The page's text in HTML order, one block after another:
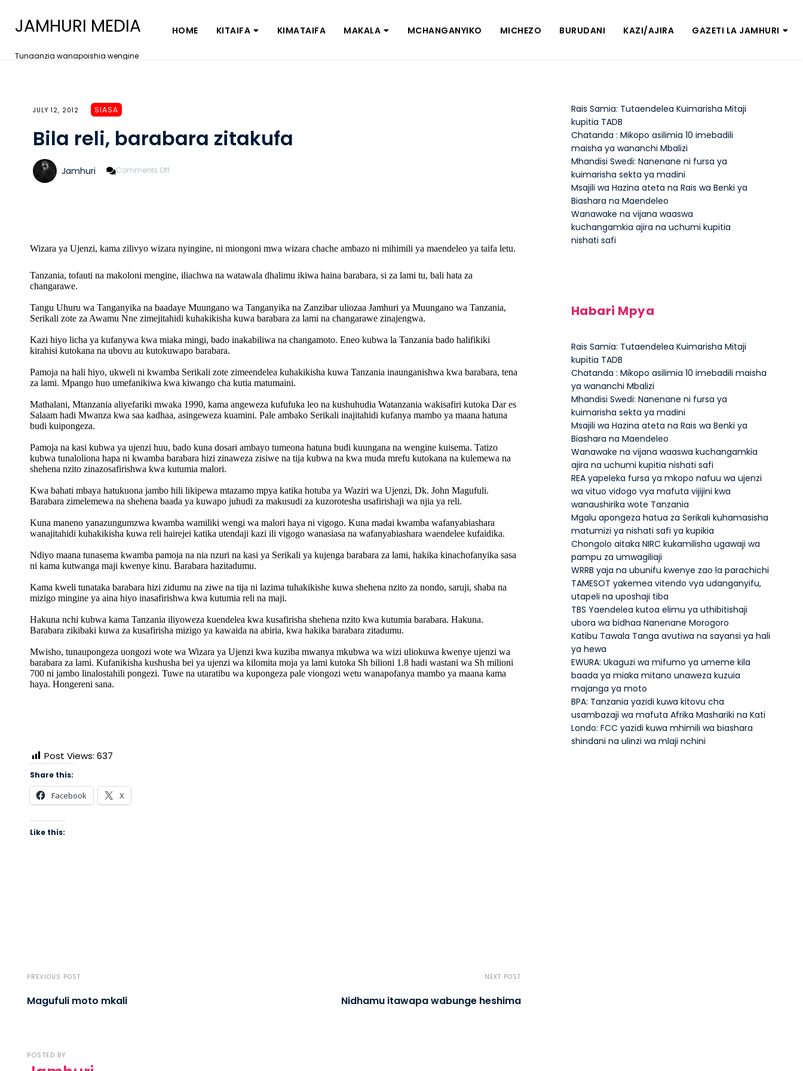
JAMHURI MEDIA
Tunaanzia wanapoishia wengine
HOME KITAIFA KIMATAIFA MAKALA MCHANGANYIKO MICHEZO BURUDANI KAZI/AJIRA GAZETI LA JAMHURI
JULY 12, 2012 SIASA
Bila reli, barabara zitakufa
Jamhuri Comments Off
Wizara ya Ujenzi, kama zilivyo wizara nyingine, ni miongoni mwa wizara chache ambazo ni mihimili ya maendeleo ya taifa letu.
Tanzania, tofauti na makoloni mengine, iliachwa na watawala dhalimu ikiwa haina barabara, si za lami tu, bali hata za
changarawe.
Tangu Uhuru wa Tanganyika na baadaye Muungano wa Tanganyika na Zanzibar uliozaa Jamhuri ya Muungano wa Tanzania,
Serikali zote za Awamu Nne zimejitahidi kuhakikisha kuwa barabara za lami na changarawe zinajengwa.
Kazi hiyo licha ya kufanywa kwa miaka mingi, bado inakabiliwa na changamoto. Eneo kubwa la Tanzania bado halifikiki
kirahisi kutokana na ubovu au kutokuwapo barabara.
Pamoja na hali hiyo, ukweli ni kwamba Serikali zote zimeendelea kuhakikisha kuwa Tanzania inaunganishwa kwa barabara, tena
za lami. Mpango huo umefanikiwa kwa kiwango cha kutia matumaini.
Mathalani, Mtanzania aliyefariki mwaka 1990, kama angeweza kufufuka leo na kushuhudia Watanzania wakisafiri kutoka Dar es
Salaam hadi Mwanza kwa saa kadhaa, asingeweza kuamini. Pale ambako Serikali inajitahidi kufanya mambo ya maana hatuna
budi kuipongeza.
Pamoja na kasi kubwa ya ujenzi huu, bado kuna dosari ambayo tumeona hatuna budi kuungana na wengine kuisema. Tatizo
kubwa tunaloliona hapa ni kwamba barabara hizi zinaweza zisiwe na tija kubwa na kwa muda mrefu kutokana na kulemewa na
shehena nzito zinazosafirishwa kwa kutumia malori.
Kwa bahati mbaya hatukuona jambo hili likipewa mtazamo mpya katika hotuba ya Waziri wa Ujenzi, Dk. John Magufuli.
Barabara zimelemewa na shehena baada ya kuwapo juhudi za makusudi za kuzorotesha usafirishaji wa njia ya reli.
Kuna maneno yanazungumzwa kwamba wamiliki wengi wa malori haya ni vigogo. Kuna madai kwamba wafanyabiashara
wanajitahidi kuhakikisha kuwa reli hairejei katika utendaji kazi ili vigogo wanasiasa na wafanyabiashara waendelee kufaidika.
Ndiyo maana tunasema kwamba pamoja na nia nzuri na kasi ya Serikali ya kujenga barabara za lami, hakika kinachofanyika sasa
ni kama kutwanga maji kwenye kinu. Barabara hazitadumu.
Kama kweli tunataka barabara hizi zidumu na ziwe na tija ni lazima tuhakikishe kuwa shehena nzito za nondo, saruji, shaba na
mizigo mingine ya aina hiyo inasafirishwa kwa kutumia reli na maji.
Hakuna nchi kubwa kama Tanzania iliyoweza kuendelea kwa kusafirisha shehena nzito kwa kutumia barabara. Hakuna.
Barabara zikibaki kuwa za kusafirisha mizigo ya kawaida na abiria, kwa hakika barabara zitadumu.
Mwisho, tunaupongeza uongozi wote wa Wizara ya Ujenzi kwa kuziba mwanya mkubwa wa wizi uliokuwa kwenye ujenzi wa
barabara za lami. Kufanikisha kushusha bei ya ujenzi wa kilomita moja ya lami kutoka Sh bilioni 1.8 hadi wastani wa Sh milioni
700 ni jambo linalostahili pongezi. Tuwe na utaratibu wa kupongeza pale viongozi wetu wanapofanya mambo ya maana kama
haya. Hongereni sana.
Post Views: 637
Share this:
Facebook X
Like this:
PREVIOUS POST
Magufuli moto mkali
NEXT POST
Nidhamu itawapa wabunge heshima
POSTED BY
Rais Samia: Tutaendelea Kuimarisha Mitaji
kupitia TADB
Chatanda : Mikopo asilimia 10 imebadili
maisha ya wananchi Mbalizi
Mhandisi Swedi: Nanenane ni fursa ya
kuimarisha sekta ya madini
Msajili wa Hazina ateta na Rais wa Benki ya
Biashara na Maendeleo
Wanawake na vijana waaswa
kuchangamkia ajira na uchumi kupitia
nishati safi
Habari Mpya
Rais Samia: Tutaendelea Kuimarisha Mitaji
kupitia TADB
Chatanda : Mikopo asilimia 10 imebadili maisha
ya wananchi Mbalizi
Mhandisi Swedi: Nanenane ni fursa ya
kuimarisha sekta ya madini
Msajili wa Hazina ateta na Rais wa Benki ya
Biashara na Maendeleo
Wanawake na vijana waaswa kuchangamkia
ajira na uchumi kupitia nishati safi
REA yapeleka fursa ya mkopo nafuu wa ujenzi
wa vituo vidogo vya mafuta vijijini kwa
wanaushirika wote Tanzania
Mgalu apongeza hatua za Serikali kuhamasisha
matumizi ya nishati safi ya kupikia
Chongolo aitaka NIRC kukamilisha ugawaji wa
pampu za umwagiliaji
WRRB yaja na ubunifu kwenye zao la parachichi
TAMESOT yakemea vitendo vya udanganyifu,
utapeli na uposhaji tiba
TBS Yaendelea kutoa elimu ya uthibitishaji
ubora wa bidhaa Nanenane Morogoro
Katibu Tawala Tanga avutiwa na sayansi ya hali
ya hewa
EWURA: Ukaguzi wa mifumo ya umeme kila
baada ya miaka mitano unaweza kuzuia
majanga ya moto
BPA: Tanzania yazidi kuwa kitovu cha
usambazaji wa mafuta Afrika Mashariki na Kati
Londo: FCC yazidi kuwa mhimili wa biashara
shindani na ulinzi wa mlaji nchini